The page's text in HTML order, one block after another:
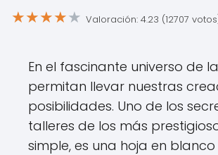
★★★★★ Valoración: 4.23 (12707
En el fascinante universo de
permitan llevar nuestras
posibilidades. Uno de los
talleres de los más
simple, es una hoja en